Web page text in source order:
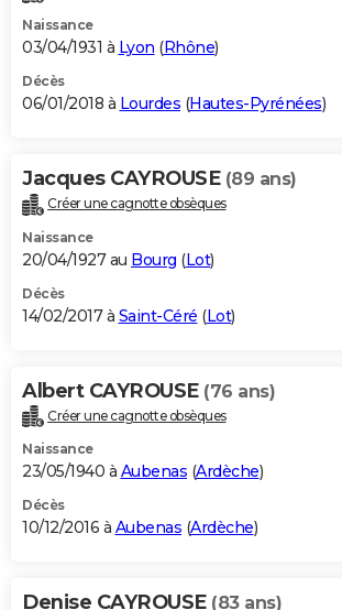
Naissance
03/04/1931 à Lyon (Rhône)
Décès
06/01/2018 à Lourdes (Hautes-Pyrénées)
Jacques CAYROUSE (89 ans)
Créer une cagnotte obsèques
Naissance
20/04/1927 au Bourg (Lot)
Décès
14/02/2017 à Saint-Céré (Lot)
Albert CAYROUSE (76 ans)
Créer une cagnotte obsèques
Naissance
23/05/1940 à Aubenas (Ardèche)
Décès
10/12/2016 à Aubenas (Ardèche)
Denise CAYROUSE (83 ans)